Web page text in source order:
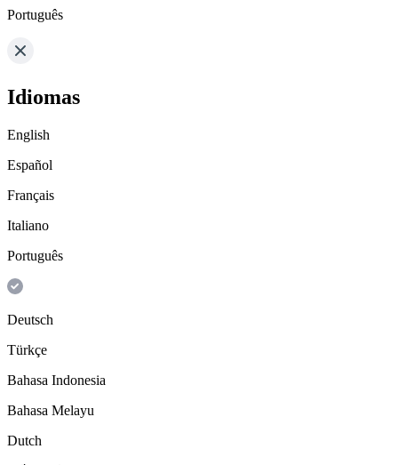
Português
Idiomas
English
Español
Français
Italiano
Português
Deutsch
Türkçe
Bahasa Indonesia
Bahasa Melayu
Dutch